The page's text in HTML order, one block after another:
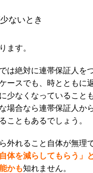
ないとき
ます。
は絶対に連帯保証人を
ースでも、時とともに
少なくなっていること
場合なら連帯保証人か
こともあるでしょう。
外れること自体が無理
体を減らしてもらう」
かも知れません。